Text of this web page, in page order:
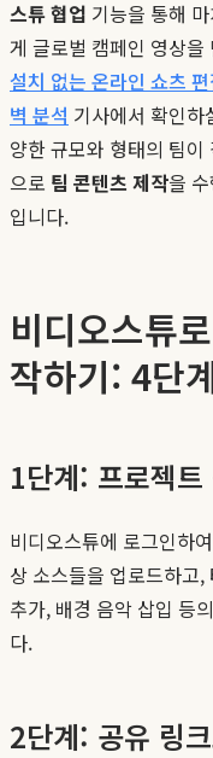
스튜 협업 기능을 통해
게 글로벌 캠페인 영상
설치 없는 온라인 쇼츠
벽 분석 기사에서 확인
양한 규모와 형태의 팀
으로 팀 콘텐츠 제작을
입니다.
비디오스튜
작하기: 4단
1단계: 프로젝
비디오스튜에 로그인하
상 소스들을 업로드하고
추가, 배경 음악 삽입 등
다.
2단계: 공유 링